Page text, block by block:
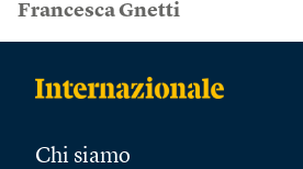
Francesca Gnetti
Chi siamo